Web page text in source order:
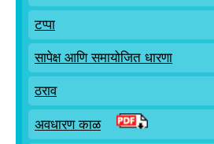
टप्पा
सापेक्ष आणि समायोजित धारणा
ठराव
अवधारण काळ